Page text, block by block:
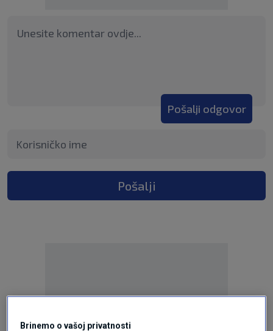
Pošalji odgovor
Pošalji
Oglas
Brinemo o vašoj privatnosti